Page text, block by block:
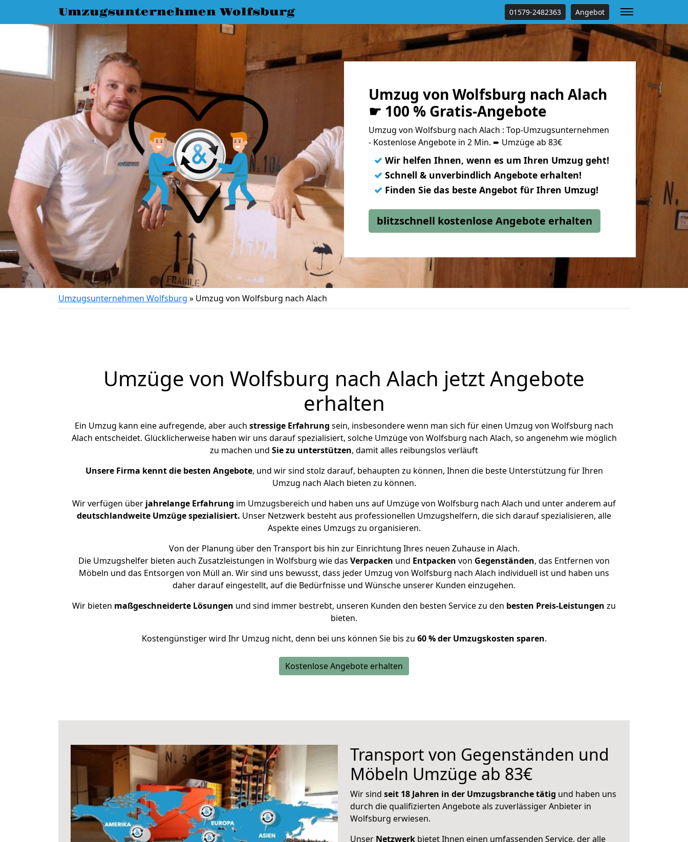
Umzugsunternehmen Wolfsburg 01579-2482363 Angebot
Umzug von Wolfsburg nach Alach
☛ 100 % Gratis-Angebote
Umzug von Wolfsburg nach Alach : Top-Umzugsunternehmen
- Kostenlose Angebote in 2 Min. ➨ Umzüge ab 83€
✓ Wir helfen Ihnen, wenn es um Ihren Umzug geht!
✓ Schnell & unverbindlich Angebote erhalten!
✓ Finden Sie das beste Angebot für Ihren Umzug!
blitzschnell kostenlose Angebote erhalten
Umzugsunternehmen Wolfsburg » Umzug von Wolfsburg nach Alach
Umzüge von Wolfsburg nach Alach jetzt Angebote
erhalten
Ein Umzug kann eine aufregende, aber auch stressige Erfahrung sein, insbesondere wenn man sich für einen Umzug von Wolfsburg nach
Alach entscheidet. Glücklicherweise haben wir uns darauf spezialisiert, solche Umzüge von Wolfsburg nach Alach, so angenehm wie möglich
zu machen und Sie zu unterstützen, damit alles reibungslos verläuft
Unsere Firma kennt die besten Angebote, und wir sind stolz darauf, behaupten zu können, Ihnen die beste Unterstützung für Ihren
Umzug nach Alach bieten zu können.
Wir verfügen über jahrelange Erfahrung im Umzugsbereich und haben uns auf Umzüge von Wolfsburg nach Alach und unter anderem auf
deutschlandweite Umzüge spezialisiert. Unser Netzwerk besteht aus professionellen Umzugshelfern, die sich darauf spezialisieren, alle
Aspekte eines Umzugs zu organisieren.
Von der Planung über den Transport bis hin zur Einrichtung Ihres neuen Zuhause in Alach.
Die Umzugshelfer bieten auch Zusatzleistungen in Wolfsburg wie das Verpacken und Entpacken von Gegenständen, das Entfernen von
Möbeln und das Entsorgen von Müll an. Wir sind uns bewusst, dass jeder Umzug von Wolfsburg nach Alach individuell ist und haben uns
daher darauf eingestellt, auf die Bedürfnisse und Wünsche unserer Kunden einzugehen.
Wir bieten maßgeschneiderte Lösungen und sind immer bestrebt, unseren Kunden den besten Service zu den besten Preis-Leistungen zu
bieten.
Kostengünstiger wird Ihr Umzug nicht, denn bei uns können Sie bis zu 60 % der Umzugskosten sparen.
Kostenlose Angebote erhalten
Transport von Gegenständen und
Möbeln Umzüge ab 83€
Wir sind seit 18 Jahren in der Umzugsbranche tätig und haben uns
durch die qualifizierten Angebote als zuverlässiger Anbieter in
Wolfsburg erwiesen.
Unser Netzwerk bietet Ihnen einen umfassenden Service, der alle